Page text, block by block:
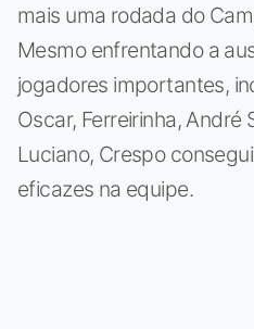
mais uma rodada do
Mesmo enfrentando a
jogadores importantes,
Oscar, Ferreirinha, André
Luciano, Crespo
eficazes na equipe.